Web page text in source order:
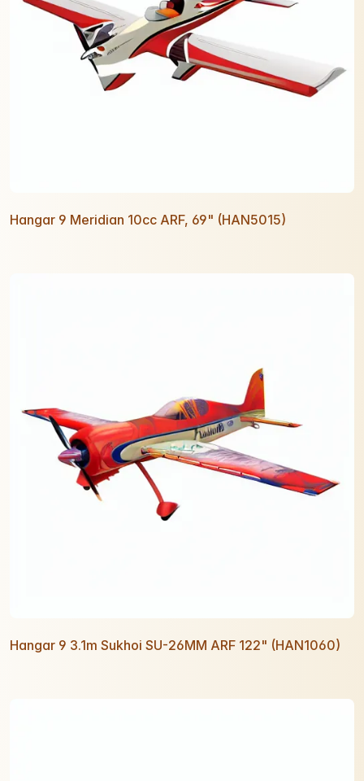
Hangar 9 Meridian 10cc ARF, 69" (HAN5015)
Hangar 9 3.1m Sukhoi SU-26MM ARF 122" (HAN1060)